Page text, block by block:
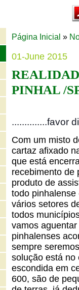
Página Inicial »
01-June 2015
PINHAL /
..............favor
Com um misto
cartaz afixado
que está
recebimento de
produto de
todo
vários setores
todos
vamos
pinhalenses
sempre
solução está no
escondida em
600, são de